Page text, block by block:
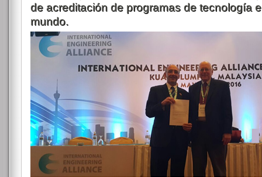
de acreditación de programas de tecnología
mundo.